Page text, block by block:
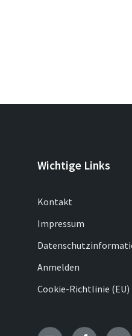
Wichtige Links
Kontakt
Impressum
Anmelden
Cookie-Richtlinie (EU)